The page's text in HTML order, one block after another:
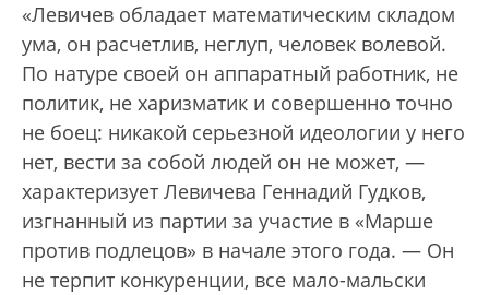
«Левичев обладает математическим складом
ума, он расчетлив, неглуп, человек волевой.
По натуре своей он аппаратный работник, не
политик, не харизматик и совершенно точно
не боец: никакой серьезной идеологии у него
нет, вести за собой людей он не может, —
характеризует Левичева Геннадий Гудков,
изгнанный из партии за участие в «Марше
против подлецов» в начале этого года. — Он
не терпит конкуренции, все мало-мальски